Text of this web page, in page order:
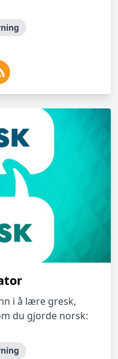
i å lære gresk,
du gjorde norsk: